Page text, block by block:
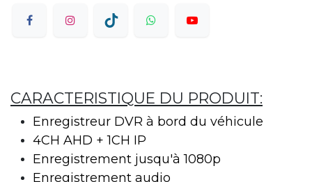
CARACTERISTIQUE DU PRODUIT:
Enregistreur DVR à bord du véhicule
4CH AHD + 1CH IP
Enregistrement jusqu'à 1080p
Enregistrement audio